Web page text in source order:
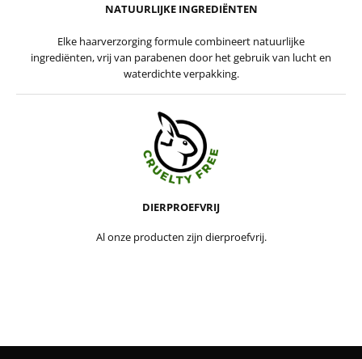
NATUURLIJKE INGREDIËNTEN
Elke haarverzorging formule combineert natuurlijke
ingrediënten, vrij van parabenen door het gebruik van lucht en
waterdichte verpakking.
DIERPROEFVRIJ
Al onze producten zijn dierproefvrij.